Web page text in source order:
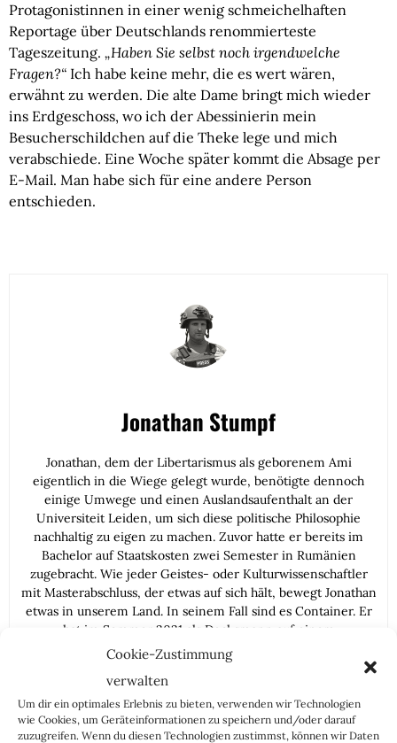
Cookie-Zustimmung
verwalten
Um dir ein optimales Erlebnis zu bieten, verwenden wir Technologien
wie Cookies, um Geräteinformationen zu speichern und/oder darauf
zuzugreifen. Wenn du diesen Technologien zustimmst, können wir Daten
Protagonistinnen in einer wenig schmeichelhaften
Reportage über Deutschlands renommierteste
Tageszeitung. „Haben Sie selbst noch irgendwelche
Fragen?“ Ich habe keine mehr, die es wert wären,
erwähnt zu werden. Die alte Dame bringt mich wieder
ins Erdgeschoss, wo ich der Abessinierin mein
Besucherschildchen auf die Theke lege und mich
verabschiede. Eine Woche später kommt die Absage per
E-Mail. Man habe sich für eine andere Person
entschieden.
Jonathan Stumpf
Jonathan, dem der Libertarismus als geborenem Ami
eigentlich in die Wiege gelegt wurde, benötigte dennoch
einige Umwege und einen Auslandsaufenthalt an der
Universiteit Leiden, um sich diese politische Philosophie
nachhaltig zu eigen zu machen. Zuvor hatte er bereits im
Bachelor auf Staatskosten zwei Semester in Rumänien
zugebracht. Wie jeder Geistes- oder Kulturwissenschaftler
mit Masterabschluss, der etwas auf sich hält, bewegt Jonathan
etwas in unserem Land. In seinem Fall sind es Container. Er
hat im Sommer 2021 als Decksmann auf einem
Containerschiff angeheuert.
Weitere Artikel des Autors